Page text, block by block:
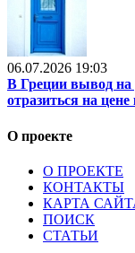
06.07.2026 19:03
В Греции вывод
отразиться на
О проекте
О ПРОЕКТЕ
КОНТАКТЫ
КАРТА
ПОИСК
СТАТЬИ